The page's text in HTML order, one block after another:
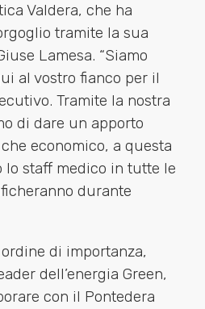
Valdera, che ha
tramite la sua
Lamesa. “Siamo
al vostro fianco per il
Tramite la nostra
di dare un apporto
economico, a questa
lo staff medico in tutte le
durante
di importanza,
dell’energia Green,
con il Pontedera